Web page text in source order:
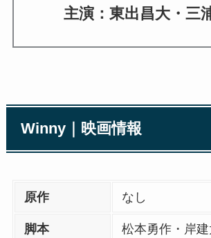
主演：東出昌大・三
Winny｜映画情報
原作 なし
脚本 松本勇作・岸